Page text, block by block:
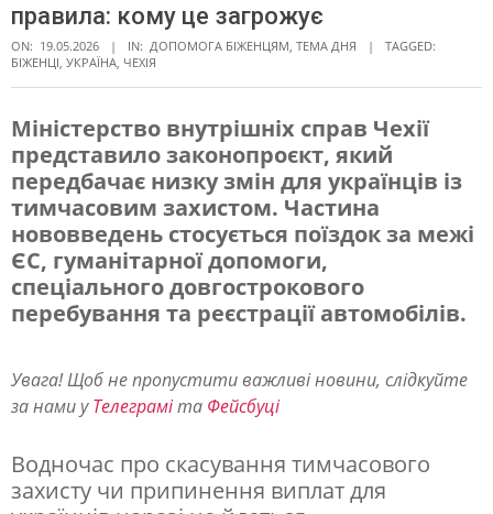
правила: кому це загрожує
ON: 19.05.2026 IN: ДОПОМОГА БІЖЕНЦЯМ, ТЕМА ДНЯ
TAGGED:
БІЖЕНЦІ, УКРАЇНА, ЧЕХІЯ
Ч
а
с
т
и
а
у
р
Міністерство внутрішніх справ Чехії
представило законопроєкт, який
передбачає низку змін для українців із
тимчасовим захистом. Частина
нововведень стосується поїздок за межі
ЄС, гуманітарної допомоги,
спеціального довгострокового
перебування та реєстрації автомобілів.
Увага! Щоб не пропустити важливі новини, слідкуйте
за нами уТелеграміта Фейсбуці
Водночас про скасування тимчасового
захисту чи припинення виплат для